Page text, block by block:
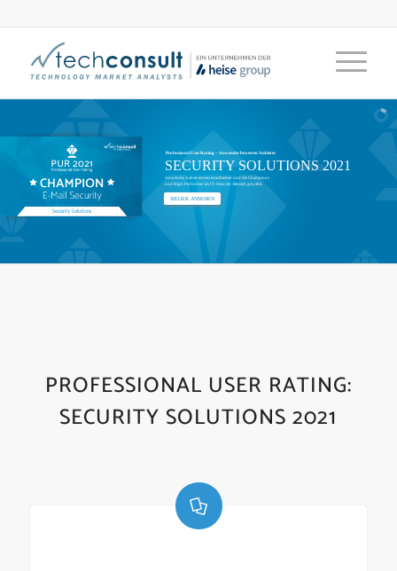
SECURITY SOLUTIONS 2021
Anwender haben erneut entschieden und die Champions
und High Performer im IT-Security-Bereich gewählt.
Professional User Rating – Anwender bewerten Anbieter
SIEGER ANSEHEN
PROFESSIONAL USER RATING:
SECURITY SOLUTIONS 2021